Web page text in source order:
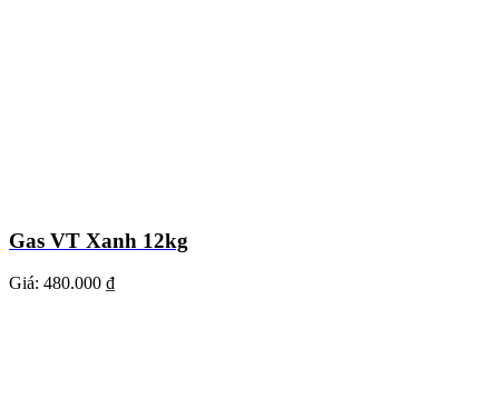
Gas VT Xanh 12kg
Giá: 480.000 ₫